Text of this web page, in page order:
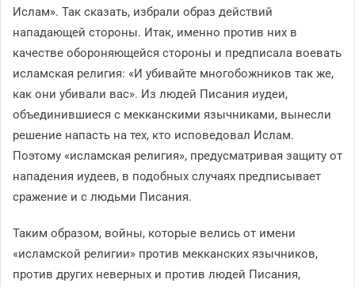
Ислам». Так сказать, избрали образ действий
нападающей стороны. Итак, именно против них в
качестве обороняющейся стороны и предписала воевать
исламская религия: «И убивайте многобожников так же,
как они убивали вас». Из людей Писания иудеи,
объединившиеся с мекканскими язычниками, вынесли
решение напасть на тех, кто исповедовал Ислам.
Поэтому «исламская религия», предусматривая защиту от
нападения иудеев, в подобных случаях предписывает
сражение и с людьми Писания.
Таким образом, войны, которые велись от имени
«исламской религии» против мекканских язычников,
против других неверных и против людей Писания,